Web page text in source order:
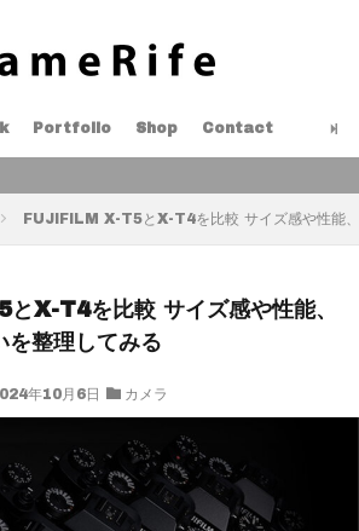
Portfolio Shop Contact
FUJIFILM X-T5とX-T4を比較 サイズ感や性能、
X-T4を比較 サイズ感や性能、
を整理してみる
年10月6日 カメラ